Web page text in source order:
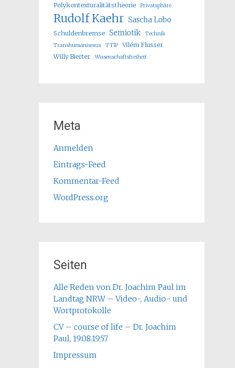
Polykontexturalitätstheorie Privatsphäre
Rudolf Kaehr Sascha Lobo
Schuldenbremse Semiotik
Technik
Transhumanismus
TTIP
Vilém Flusser
Willy Bierter
Wissenschaftsfreiheit
Meta
Anmelden
Eintrags-Feed
Kommentar-Feed
WordPress.org
Seiten
Alle Reden von Dr. Joachim Paul im
Landtag NRW – Video-, Audio- und
Wortprotokolle
CV – course of life – Dr. Joachim
Paul, 19.08.1957
Impressum